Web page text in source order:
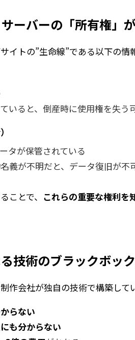
ーバーの「所有権」
イトの”生命線”である以下の情
いると、倒産時に使用権を失う
タが保管されている
義が不明だと、データ復旧が不
ことで、 これらの重要な権利を
技術のブラックボッ
作会社が独自の技術で構築して
らない
も分からない